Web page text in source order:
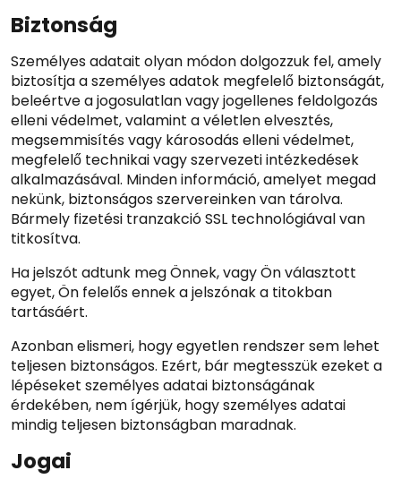
Biztonság
Személyes adatait olyan módon dolgozzuk fel, amely
biztosítja a személyes adatok megfelelő biztonságát,
beleértve a jogosulatlan vagy jogellenes feldolgozás
elleni védelmet, valamint a véletlen elvesztés,
megsemmisítés vagy károsodás elleni védelmet,
megfelelő technikai vagy szervezeti intézkedések
alkalmazásával. Minden információ, amelyet megad
nekünk, biztonságos szervereinken van tárolva.
Bármely fizetési tranzakció SSL technológiával van
titkosítva.
Ha jelszót adtunk meg Önnek, vagy Ön választott
egyet, Ön felelős ennek a jelszónak a titokban
tartásáért.
Azonban elismeri, hogy egyetlen rendszer sem lehet
teljesen biztonságos. Ezért, bár megtesszük ezeket a
lépéseket személyes adatai biztonságának
érdekében, nem ígérjük, hogy személyes adatai
mindig teljesen biztonságban maradnak.
Jogai